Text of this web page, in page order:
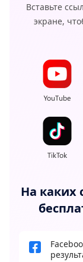
Вставьте
экране,
На каких